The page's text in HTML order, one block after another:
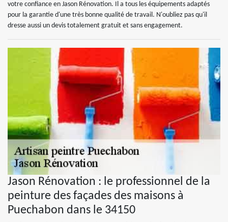
votre confiance en Jason Rénovation. Il a tous les équipements adaptés
pour la garantie d'une très bonne qualité de travail. N'oubliez pas qu'il
dresse aussi un devis totalement gratuit et sans engagement.
Jason Rénovation : le professionnel de la
peinture des façades des maisons à
Puechabon dans le 34150